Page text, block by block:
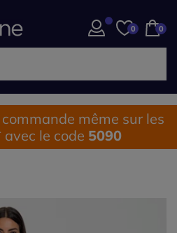
0 0
même sur les
le code 5090